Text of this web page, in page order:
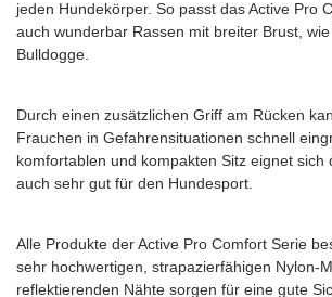
jeden Hundekörper. So passt das Active Pro
auch wunderbar Rassen mit breiter Brust,
Bulldogge.
Durch einen zusätzlichen Griff am Rücken
Frauchen in Gefahrensituationen schnell
komfortablen und kompakten Sitz eignet sich
auch sehr gut für den Hundesport.
Alle Produkte der Active Pro Comfort Serie
sehr hochwertigen, strapazierfähigen Nylon-
reflektierenden Nähte sorgen für eine gute